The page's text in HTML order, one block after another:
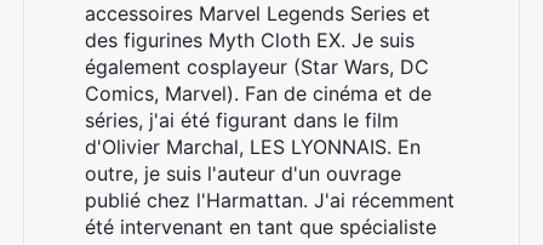
accessoires Marvel Legends Series et
des figurines Myth Cloth EX. Je suis
également cosplayeur (Star Wars, DC
Comics, Marvel). Fan de cinéma et de
séries, j'ai été figurant dans le film
d'Olivier Marchal, LES LYONNAIS. En
outre, je suis l'auteur d'un ouvrage
publié chez l'Harmattan. J'ai récemment
été intervenant en tant que spécialiste